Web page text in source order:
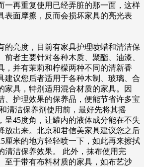
一再重复使用已经弄脏的那一面，这样
表面摩擦，反而会损坏家具的亮光表
亮度，目前有家具护理喷蜡和清洁保
前者主要针对各种木质、聚酯、油漆、
，并有茉莉和柠檬两种不同的清新香
建议您后者适用于各种木制、玻璃、合
家具，特别适用混合材质的家具。因
、护理效果的保养品，便能节省许多宝
清洁保养剂使用前，最好先将其摇
呈45度角，让罐内的液体成分能在不失
放出来。北京和君信美家具建议您之后
厘米的地方轻轻喷一下，如此再来擦拭
清洁保养效果。 此外，抹布使用完
至于带有布料材质的家具，如布艺沙